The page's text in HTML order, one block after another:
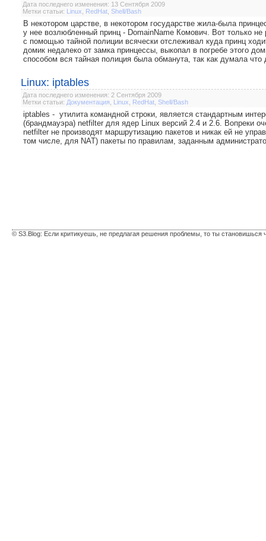
Дата последнего изменения: 13 Сентября 2009
Метки статьи: Linux RedHat Shell/Bash
В некотором царстве, в некотором государстве жила-была
у нее возлюбленный принц - DomainName Комович. Вот только не
с помощью тайной полиции всячески отслеживал куда принц
домик недалеко от замка принцессы, выкопал в погребе этого
способом вся тайная полиция была обманута, так как думала
Linux: iptables
Дата последнего изменения: 2 Сентября 2009
Метки статьи: Документация Linux RedHat Shell/Bash
iptables - утилита командной строки, является стандартным
(брандмауэра) netfilter для ядер Linux версий 2.4 и 2.6. Вопреки
netfilter не производят маршрутизацию пакетов и никак ей не
том числе, для NAT) пакеты по правилам, заданным
© S3.Blog: Если критикуешь, не предлагая решения проблемы, то ты становишься